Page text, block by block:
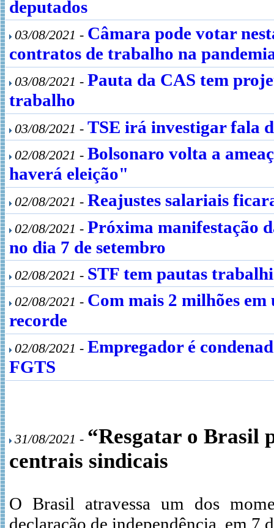
deputados
03/08/2021 - Câmara pode votar
contratos de trabalho na
03/08/2021 - Pauta da CAS tem
trabalho
03/08/2021 - TSE irá investigar fala
02/08/2021 - Bolsonaro volta a
haverá eleição"
02/08/2021 - Reajustes salariais
02/08/2021 - Próxima manifestação
no dia 7 de setembro
02/08/2021 - STF tem pautas
02/08/2021 - Com mais 2 milhões
recorde
02/08/2021 - Empregador é
FGTS
31/08/2021 - “Resgatar o Brasil
centrais sindicais
O Brasil atravessa um dos
declaração de independência, em 7